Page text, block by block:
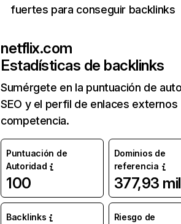
fuertes para conseguir backlinks
netflix.com
Estadísticas de backlinks
Sumérgete en la puntuación de
SEO y el perfil de enlaces externos
competencia.
Puntuación de
Autoridad
100
Dominios de
referencia
377,93 mil
Backlinks
Riesgo de